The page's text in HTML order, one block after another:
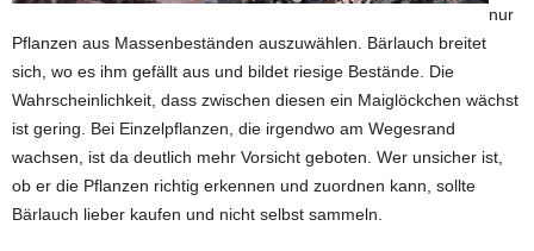
nur
Pflanzen aus Massenbeständen auszuwählen. Bärlauch breitet
sich, wo es ihm gefällt aus und bildet riesige Bestände. Die
Wahrscheinlichkeit, dass zwischen diesen ein Maiglöckchen wächst
ist gering. Bei Einzelpflanzen, die irgendwo am Wegesrand
wachsen, ist da deutlich mehr Vorsicht geboten. Wer unsicher ist,
ob er die Pflanzen richtig erkennen und zuordnen kann, sollte
Bärlauch lieber kaufen und nicht selbst sammeln.